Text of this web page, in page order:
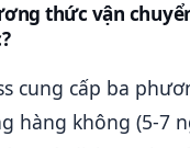
thức vận
cung cấp ba
hàng không (5-7